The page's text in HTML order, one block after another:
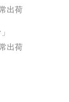
出荷
出荷